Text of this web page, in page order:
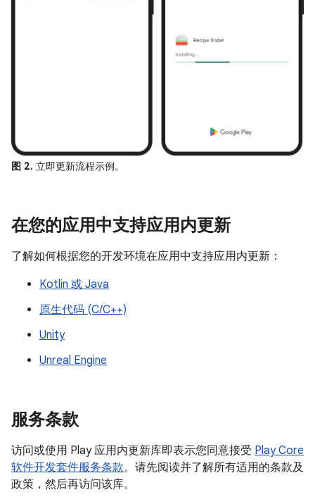
图 2. 立即更新流程示例。
在您的应用中支持应用内更新
了解如何根据您的开发环境在应用中支持应用内更新：
Kotlin 或 Java
原生代码 (C/C++)
Unity
Unreal Engine
服务条款
访问或使用 Play 应用内更新库即表示您同意接受 Play Core
软件开发套件服务条款。请先阅读并了解所有适用的条款及
政策，然后再访问该库。